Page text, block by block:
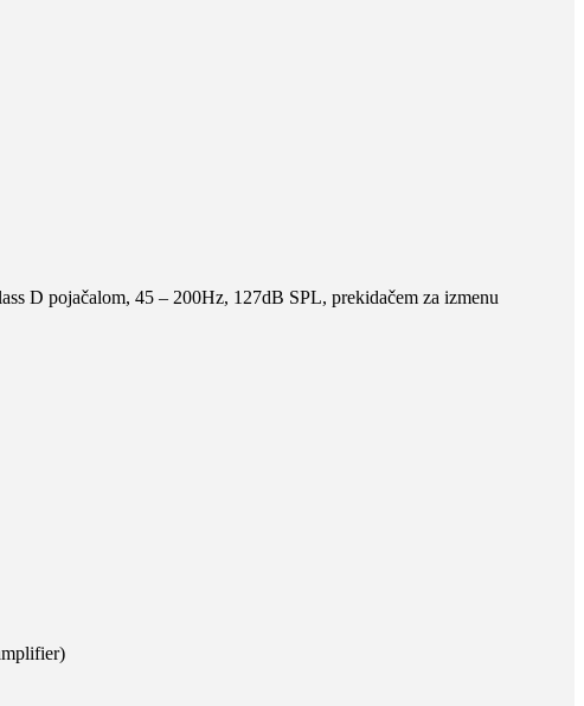
D pojačalom, 45 – 200Hz, 127dB SPL, prekidačem za izmenu